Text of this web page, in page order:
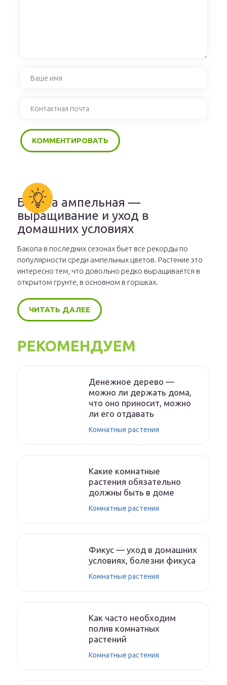
Бакопа ампельная —
выращивание и уход в
домашних условиях
Бакопа в последних сезонах бьет все рекорды по
популярности среди ампельных цветов. Растение это
интересно тем, что довольно редко выращивается в
открытом грунте, в основном в горшках.
ЧИТАТЬ ДАЛЕЕ
РЕКОМЕНДУЕМ
Денежное дерево —
можно ли держать дома,
что оно приносит, можно
ли его отдавать
Комнатные растения
Какие комнатные
растения обязательно
должны быть в доме
Комнатные растения
Фикус — уход в домашних
условиях, болезни фикуса
Комнатные растения
Как часто необходим
полив комнатных
растений
Комнатные растения